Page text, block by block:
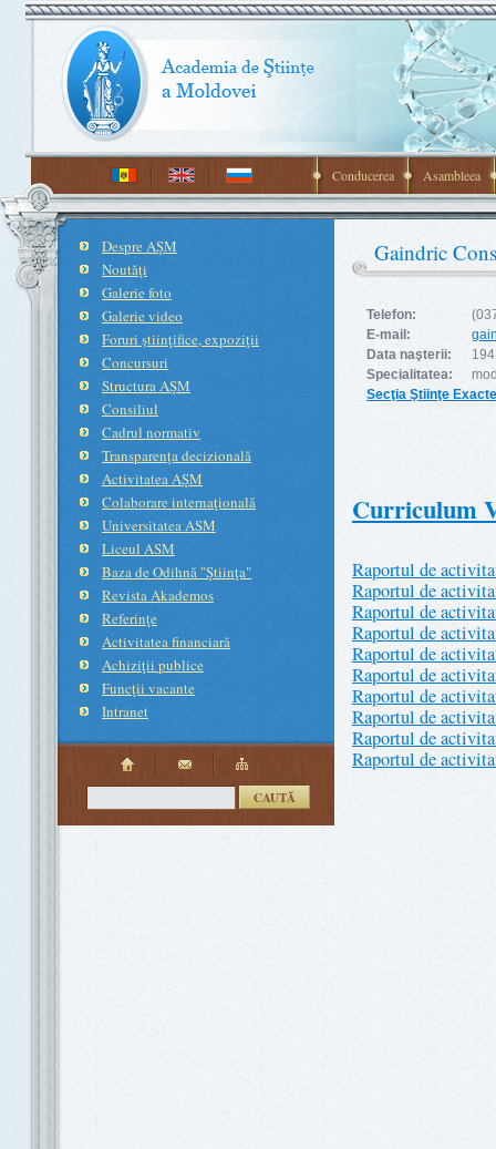
Conducerea Asambleea
Despre AŞM
Noutăţi
Galerie foto
Galerie video
Foruri ştiinţifice, expoziţii
Concursuri
Structura AŞM
Consiliul
Cadrul normativ
Transparenţa decizională
Activitatea AŞM
Colaborare internaţională
Universitatea ASM
Liceul ASM
Baza de Odihnă "Ştiinţa"
Revista Akademos
Referinţe
Activitatea financiară
Achiziţii publice
Funcţii vacante
Intranet
CAUTĂ
Gaindric
Telefon:
E-mail:
Data naşterii:
Specialitatea:
Secţia Ştiinţe
Curriculum
Raportul de
Raportul de
Raportul de
Raportul de
Raportul de
Raportul de
Raportul de
Raportul de
Raportul de
Raportul de